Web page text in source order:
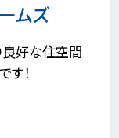
ムズ
好な住空間
！